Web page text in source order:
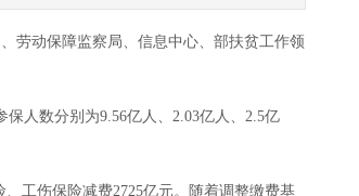
动保障监察局、信息中心、部扶贫工作领
人数分别为9.56亿人、2.03亿人、2.5亿
工伤保险减费2725亿元。随着调整缴费基